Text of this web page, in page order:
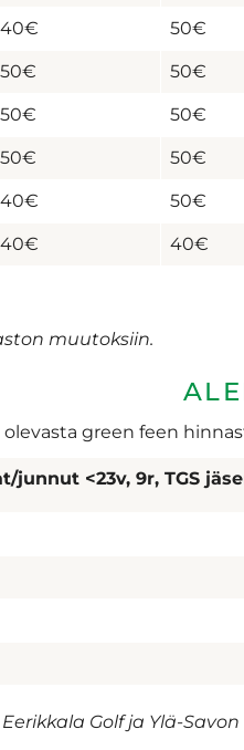
40€ 50€
50€ 50€
50€ 50€
50€ 50€
40€ 50€
40€ 40€
muutoksiin.
green feen
junnut <23v, 9r, TGS
Golf ja Ylä-